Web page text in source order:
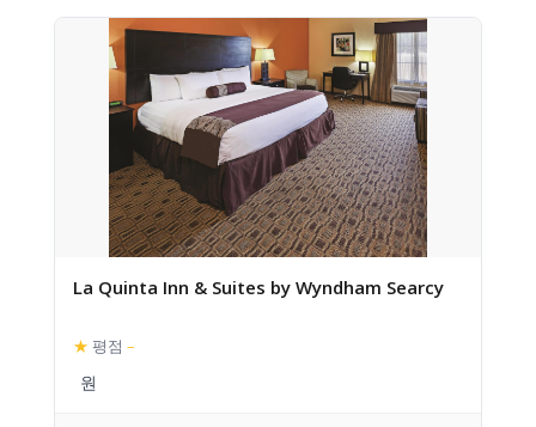
La Quinta Inn & Suites by Wyndham Searcy
★ 평점 –